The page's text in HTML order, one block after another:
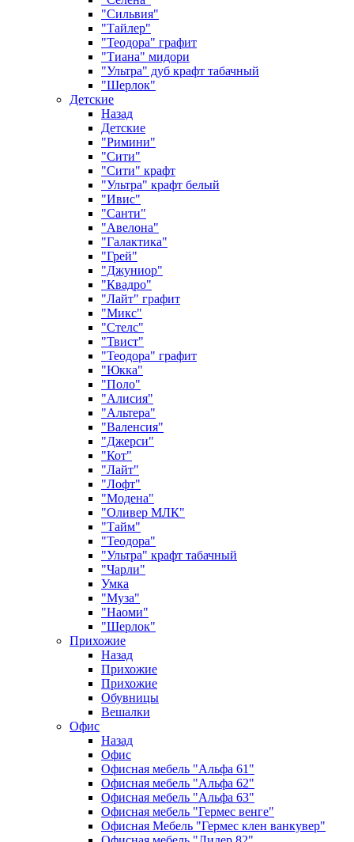
"Сильвия"
"Тайлер"
"Теодора" графит
"Тиана" мидори
"Ультра" дуб крафт табачный
"Шерлок"
Детские
Назад
Детские
"Римини"
"Сити"
"Сити" крафт
"Ультра" крафт белый
"Ивис"
"Санти"
"Авелона"
"Галактика"
"Грей"
"Джуниор"
"Квадро"
"Лайт" графит
"Микс"
"Стелс"
"Твист"
"Теодора" графит
"Юкка"
"Поло"
"Алисия"
"Альтера"
"Валенсия"
"Джерси"
"Кот"
"Лайт"
"Лофт"
"Модена"
"Оливер МЛК"
"Тайм"
"Теодора"
"Ультра" крафт табачный
"Чарли"
Умка
"Муза"
"Наоми"
"Шерлок"
Прихожие
Назад
Прихожие
Прихожие
Обувницы
Вешалки
Офис
Назад
Офис
Офисная мебель "Альфа 61"
Офисная мебель "Альфа 62"
Офисная мебель "Альфа 63"
Офисная мебель "Гермес венге"
Офисная Мебель "Гермес клен ванкувер"